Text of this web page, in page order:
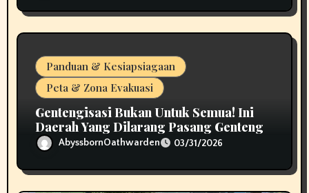
Panduan & Kesiapsiagaan
Peta & Zona Evakuasi
Gentengisasi Bukan Untuk Semua! Ini
Daerah Yang Dilarang Pasang Genteng
AbyssbornOathwarden 03/31/2026